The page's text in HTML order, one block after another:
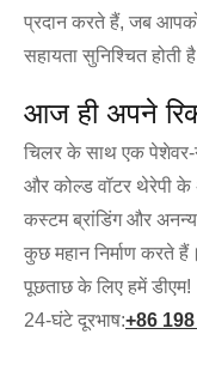
प्रदान करते हैं, जब
सहायता सुनिश्चित होती
आज ही अपने
चिलर के साथ एक
और कोल्ड वॉटर थेरेपी
कस्टम ब्रांडिंग और
कुछ महान निर्माण करते हैं।
पूछताछ के लिए हमें डीएम!
24-घंटे दूरभाष:+86